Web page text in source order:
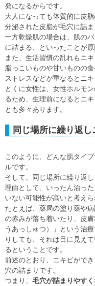
発になるからです。
大人になっても体質的に皮
分泌された皮脂が毛穴に詰
一方乾燥肌の場合は、肌の
に詰まる、といったことが
また、生活習慣の乱れもニ
脂っこいものや甘いものの
ストレスなどが重なるとニ
とくに女性は、女性ホルモ
るため、生理前になるとニ
とも多々あります。
同じ場所に繰り返
このように、どんな肌タイ
ルです。
そして、同じ場所に繰り返
理由として、いったん治っ
いない可能性が高いと考えら
たとえば、薬局の塗り薬や
の赤みが落ち着いたり、皮
うあっしゅつ）」という治
りしても、それは目に見え
るということです。
前述のとおり、ニキビがで
穴の詰まりです。
つまり、 毛穴が詰まりやす